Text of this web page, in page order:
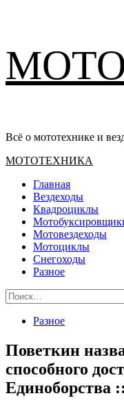
содержимому
Всё о мототехнике и
Основное
МОТОТЕХНИКА
Главная
Вездеходы
Квадроциклы
Мотовездеходы
Мотоциклы
Снегоходы
Разное
Найти:
Разное
Поветкин
способного
Единоборства